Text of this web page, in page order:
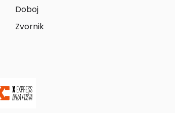
Doboj
Zvornik